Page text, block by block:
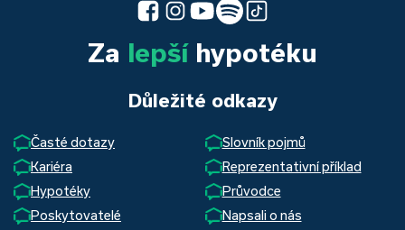
Za lepšíhypotéku
Důležité odkazy
Časté dotazy
Slovník pojmů
Kariéra
Reprezentativní příklad
Hypotéky
Průvodce
Poskytovatelé
Napsali o nás